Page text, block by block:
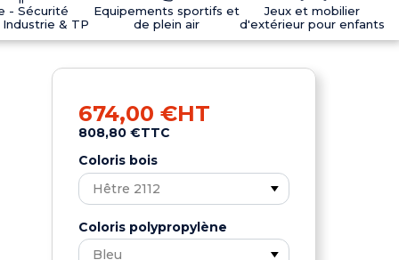
- Sécurité
& TP
Equipements sportifs et
de plein air
Tables de ping-pong en résine
Jeux et mobilier
d'extérieur pour enfants
MOBILIER D'EXTÉRIEUR POUR ENFANTS
674,00 €HT
808,80 €TTC
Coloris bois
Coloris polypropylène